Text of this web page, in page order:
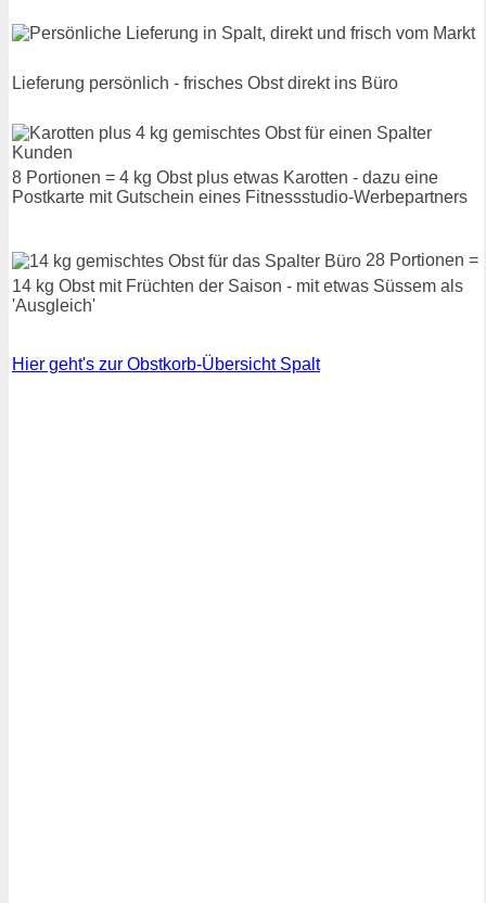
Lieferung persönlich - frisches Obst direkt ins Büro
8 Portionen = 4 kg Obst plus etwas Karotten - dazu eine
Postkarte mit Gutschein eines Fitnessstudio-Werbepartners
28 Portionen =
14 kg Obst mit Früchten der Saison - mit etwas Süssem als
'Ausgleich'
Hier geht's zur Obstkorb-Übersicht Spalt